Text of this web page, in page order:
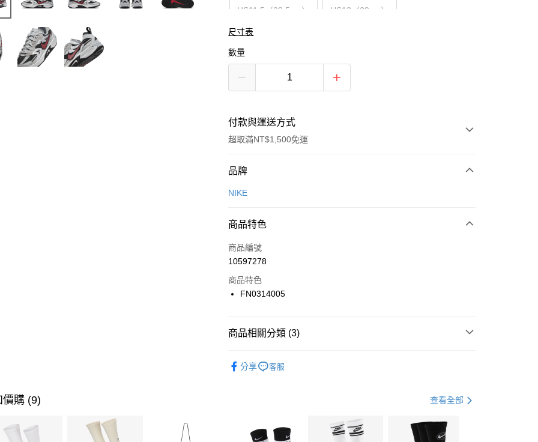
US11.5（28.5cm） US12（29cm）
US12.5（29.5cm）
US13.5（30.5cm）
尺寸表
數量
付款與運送方式
超取滿NT$1,500免運
付款方式
信用卡一次付款
合作金庫商業銀行
華南商業銀行
上海商業儲蓄銀行
國泰世華商業銀行
聯邦商業銀行
台新國際商業銀行
LINE Pay
Apple Pay
【關於「AFTEE先享後付」】
３．安心：先確認商品／服務後，再付款。
每筆NT$100，滿NT$1,500(含以上)免運費
品牌
NIKE
商品特色
商品編號
10597278
商品特色
FN0314005
商品相關分類 (3)
分享 客服
價購 (9) 查看全部